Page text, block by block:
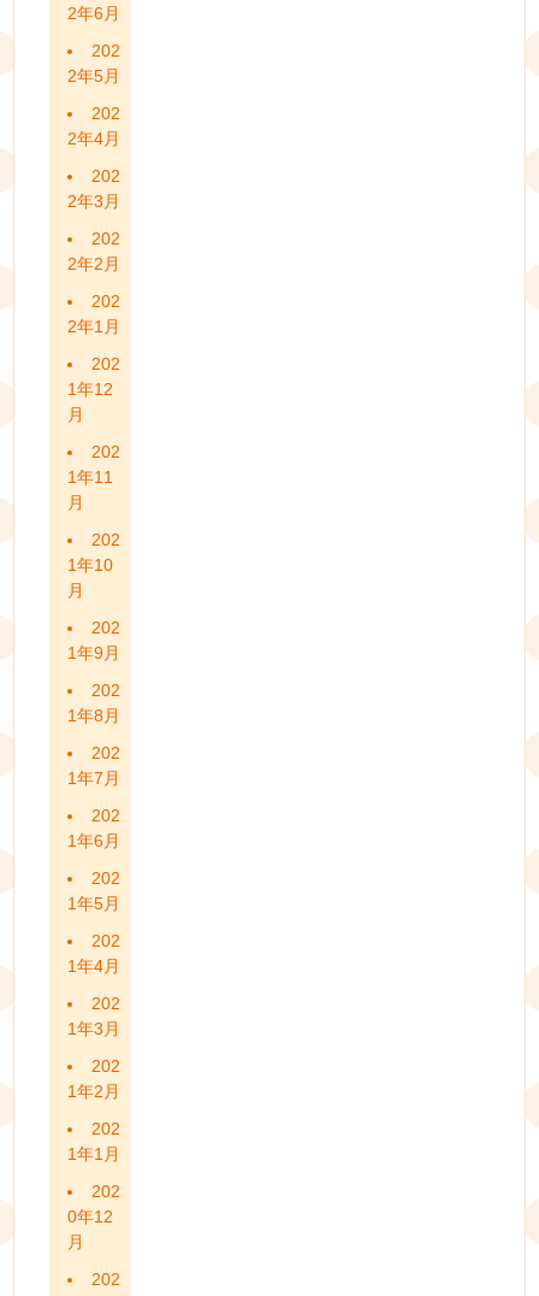
2年6月
202
2年5月
202
2年4月
202
2年3月
202
2年2月
202
2年1月
202
1年12
月
202
1年11
月
202
1年10
月
202
1年9月
202
1年8月
202
1年7月
202
1年6月
202
1年5月
202
1年4月
202
1年3月
202
1年2月
202
1年1月
202
0年12
月
202